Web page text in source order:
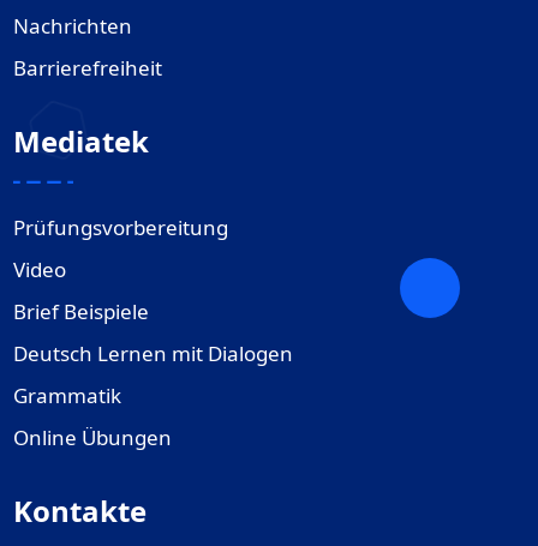
Nachrichten
Barrierefreiheit
Mediatek
Prüfungsvorbereitung
Video
Brief Beispiele
Deutsch Lernen mit Dialogen
Grammatik
Online Übungen
Kontakte